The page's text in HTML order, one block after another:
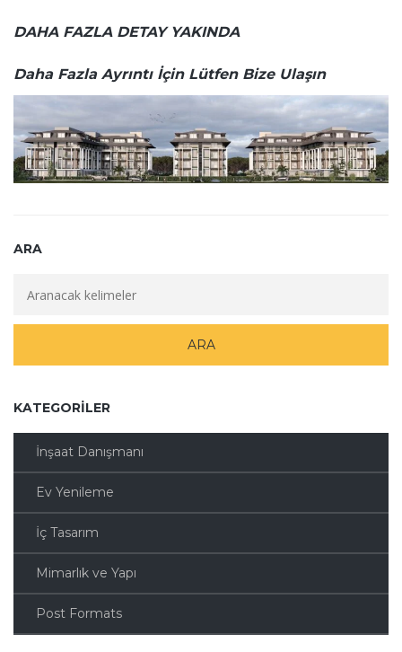
DAHA FAZLA DETAY YAKINDA
Daha Fazla Ayrıntı İçin Lütfen Bize Ulaşın
ARA
KATEGORILER
İnşaat Danışmanı
Ev Yenileme
İç Tasarım
Mimarlık ve Yapı
Post Formats